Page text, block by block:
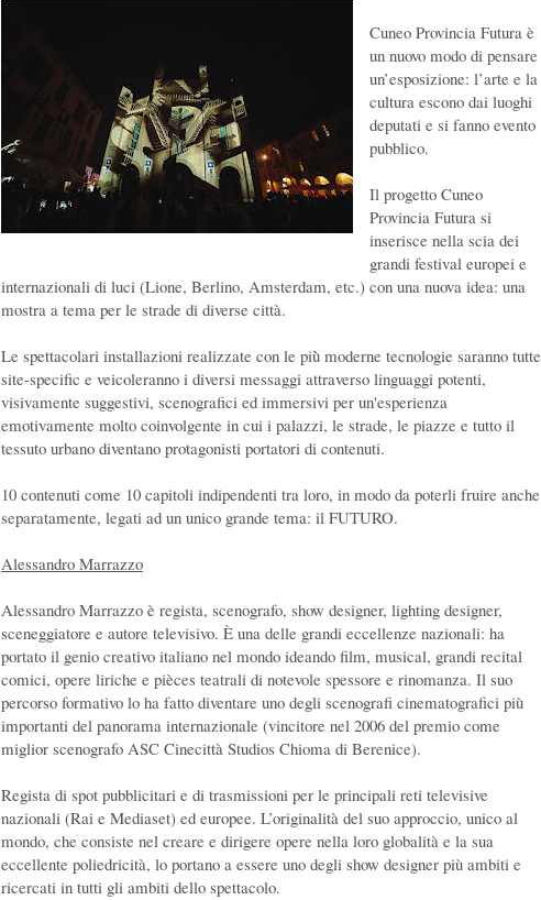
Cuneo Provincia Futura è
un nuovo modo di pensare
un’esposizione: l’arte e la
cultura escono dai luoghi
deputati e si fanno evento
pubblico.
Il progetto Cuneo
Provincia Futura si
inserisce nella scia dei
grandi festival europei e
internazionali di luci (Lione, Berlino, Amsterdam, etc.) con una nuova idea: una
mostra a tema per le strade di diverse città.
Le spettacolari installazioni realizzate con le più̀ moderne tecnologie saranno tutte
site-specific e veicoleranno i diversi messaggi attraverso linguaggi potenti,
visivamente suggestivi, scenografici ed immersivi per un'esperienza
emotivamente molto coinvolgente in cui i palazzi, le strade, le piazze e tutto il
tessuto urbano diventano protagonisti portatori di contenuti.
10 contenuti come 10 capitoli indipendenti tra loro, in modo da poterli fruire anche
separatamente, legati ad un unico grande tema: il FUTURO.
Alessandro Marrazzo
Alessandro Marrazzo è regista, scenografo, show designer, lighting designer,
sceneggiatore e autore televisivo. È una delle grandi eccellenze nazionali: ha
portato il genio creativo italiano nel mondo ideando film, musical, grandi recital
comici, opere liriche e pièces teatrali di notevole spessore e rinomanza. Il suo
percorso formativo lo ha fatto diventare uno degli scenografi cinematografici più
importanti del panorama internazionale (vincitore nel 2006 del premio come
miglior scenografo ASC Cinecittà Studios Chioma di Berenice).
Regista di spot pubblicitari e di trasmissioni per le principali reti televisive
nazionali (Rai e Mediaset) ed europee. L’originalità del suo approccio, unico al
mondo, che consiste nel creare e dirigere opere nella loro globalità e la sua
eccellente poliedricità, lo portano a essere uno degli show designer più ambiti e
ricercati in tutti gli ambiti dello spettacolo.